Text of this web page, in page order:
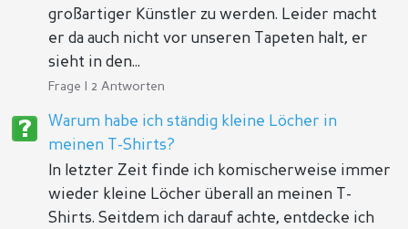
großartiger Künstler zu werden. Leider macht
er da auch nicht vor unseren Tapeten halt, er
sieht in den...
Frage | 2 Antworten
Warum habe ich ständig kleine Löcher in
meinen T-Shirts?
In letzter Zeit finde ich komischerweise immer
wieder kleine Löcher überall an meinen T-
Shirts. Seitdem ich darauf achte, entdecke ich